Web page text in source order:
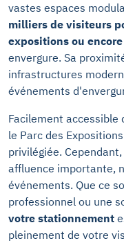
vastes espaces
milliers de visiteurs
expositions ou
envergure. Sa
infrastructures
événements
Facilement accessible
le Parc des
privilégiée.
affluence importante,
événements. Que ce
professionnel ou une
votre stationnement
pleinement de votre